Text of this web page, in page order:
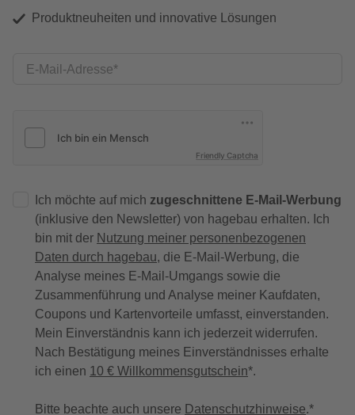
Produktneuheiten und innovative Lösungen
E-Mail-Adresse
Friendly Captcha
Ich möchte auf mich zugeschnittene E-Mail-Werbung
(inklusive den Newsletter) von hagebau erhalten. Ich
bin mit der Nutzung meiner personenbezogenen
Daten durch hagebau, die E-Mail-Werbung, die
Analyse meines E-Mail-Umgangs sowie die
Zusammenführung und Analyse meiner Kaufdaten,
Coupons und Kartenvorteile umfasst, einverstanden.
Mein Einverständnis kann ich jederzeit widerrufen.
Nach Bestätigung meines Einverständnisses erhalte
ich einen 10 € Willkommensgutschein*.
Bitte beachte auch unsere Datenschutzhinweise.